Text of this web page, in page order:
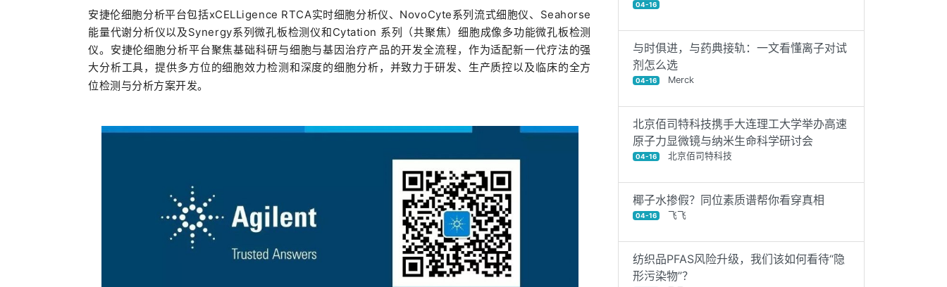
安捷伦细胞分析平台包括xCELLigence RTCA实时细胞分析仪、NovoCyte系列流式细胞仪、Seahorse
能量代谢分析仪以及Synergy系列微孔板检测仪和Cytation 系列（共聚焦）细胞成像多功能微孔板检测
仪。安捷伦细胞分析平台聚焦基础科研与细胞与基因治疗产品的开发全流程，作为适配新一代疗法的强
大分析工具，提供多方位的细胞效力检测和深度的细胞分析，并致力于研发、生产质控以及临床的全方
位检测与分析方案开发。
04-16
与时俱进，与药典接轨：一文看懂离子对试
剂怎么选
04-16 Merck
北京佰司特科技携手大连理工大学举办高速
原子力显微镜与纳米生命科学研讨会
04-16 北京佰司特科技
椰子水掺假？同位素质谱帮你看穿真相
04-16 飞飞
纺织品PFAS风险升级，我们该如何看待“隐
形污染物”？